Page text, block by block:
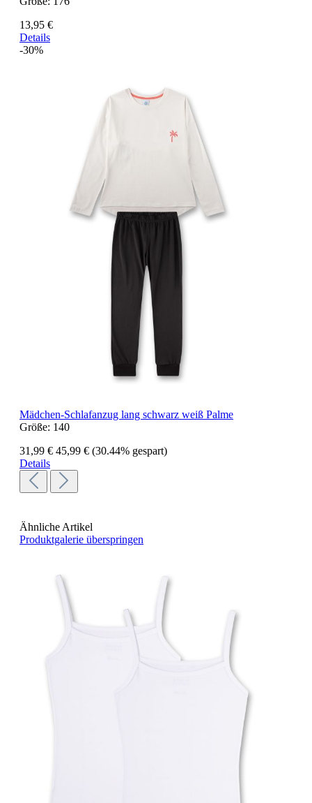
13,95 €
Details
-30%
Mädchen-Schlafanzug lang schwarz weiß Palme
Größe: 140
31,99 € 45,99 € (30.44% gespart)
Details
Ähnliche Artikel
Produktgalerie überspringen